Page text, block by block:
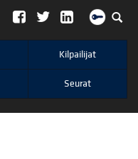
Kilpailijat
Seurat